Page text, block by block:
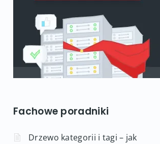
Fachowe poradniki
Drzewo kategorii i tagi – jak